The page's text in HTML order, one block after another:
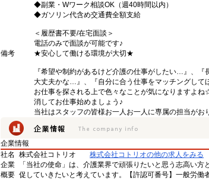
◆副業・Wワーク相談OK（週40時間以内）
◆ガソリン代含め交通費全額支給
＜履歴書不要/在宅面談＞
電話のみで面談が可能です♪
備考
★安心して働ける環境が大切★
『希望や制約があるけど介護の仕事がしたい…』、
大丈夫かな…』、『自分に合う仕事をマッチングして
お仕事を探される上で色々なことが気になりますよ
消してお仕事始めましょう♪
当社はスタッフの皆様お一人お一人に専属の担当が
企業情報
社名
株式会社コトリオ
株式会社コトリオの他の求人をみる
企業
概要
「当社の使命」は、介護業界で頑張りたいと思う志高い
促していきたいと考えています。【許認可番号】一般労